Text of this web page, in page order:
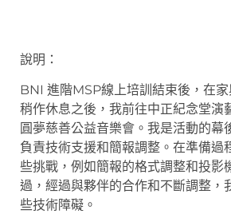
說明：
BNI 進階MSP線上培訓結束後，在家
稍作休息之後，我前往中正紀念堂演
圓夢慈善公益音樂會。我是活動的幕
負責技術支援和簡報調整。在準備過
些挑戰，例如簡報的格式調整和投影
過，經過與夥伴的合作和不斷調整，
些技術障礙。